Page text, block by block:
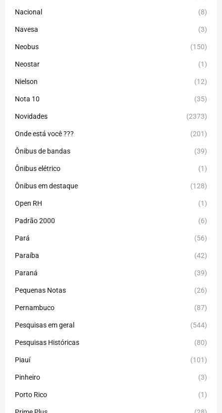
Nacional (8)
Navesa (3)
Neobus (150)
Neostar (1)
Nielson (12)
Nota 10 (35)
Novidades (2373)
Onde está você ??? (201)
Ônibus de bandas (39)
Ônibus elétrico (1)
Ônibus em destaque (128)
Open RH (1)
Padrão 2000 (6)
Pará (56)
Paraíba (42)
Paraná (39)
Pequenas Notas (26)
Pernambuco (87)
Pesquisas em geral (544)
Pesquisas Históricas (80)
Piauí (101)
Pinheiro (3)
Porto Rico (1)